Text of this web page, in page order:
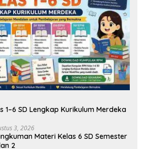
1–6 SD Lengkap Kurikulum Merdeka
3, 2026
Materi Kelas 6 SD Semester
2